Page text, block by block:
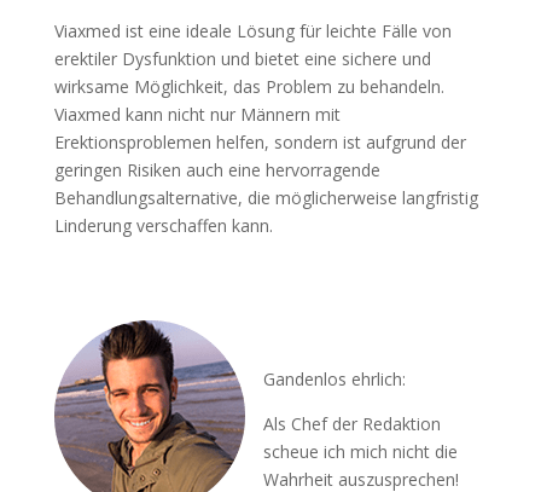
Viaxmed ist eine ideale Lösung für leichte Fälle von
erektiler Dysfunktion und bietet eine sichere und
wirksame Möglichkeit, das Problem zu behandeln.
Viaxmed kann nicht nur Männern mit
Erektionsproblemen helfen, sondern ist aufgrund der
geringen Risiken auch eine hervorragende
Behandlungsalternative, die möglicherweise langfristig
Linderung verschaffen kann.
Gandenlos ehrlich:
Als Chef der Redaktion
scheue ich mich nicht die
Wahrheit auszusprechen!